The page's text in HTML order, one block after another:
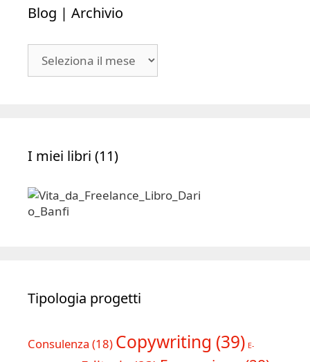
Blog | Archivio
I miei libri (11)